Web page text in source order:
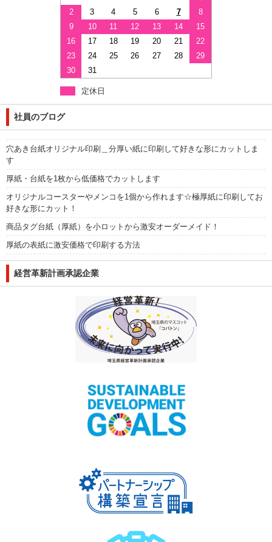
2
3 4 5 6 7
8
9
10 11 12 13 14
15
16
17 18 19 20 21
22
23
24 25 26 27 28
29
30
31
定休日
社員のブログ
穴あき台紙オリジナル印刷＿分厚い紙に印刷して好きな形にカットしま
す
厚紙・台紙を1枚から低価格でカットします
オリジナルコースターやメンコを1個から作れます☆極厚紙に印刷してお
好きな形にカット！
商品タグ台紙（厚紙）を小ロットから激安オーダーメイド！
厚紙の表紙に激安価格で印刷する方法
経営革新計画承認企業